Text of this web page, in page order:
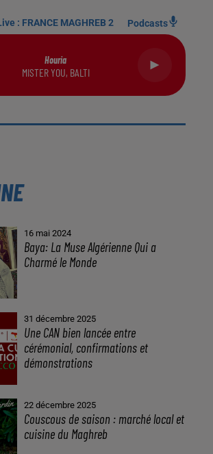
: FRANCE MAGHREB 2 Podcasts
Houria
MISTER YOU, BALTI
16 mai 2024
Baya: La Muse Algérienne Qui a
Charmé le Monde
31 décembre 2025
Une CAN bien lancée entre
cérémonial, confirmations et
démonstrations
22 décembre 2025
Couscous de saison : marché local et
cuisine du Maghreb